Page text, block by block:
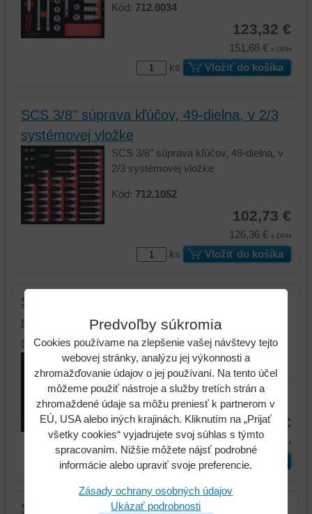
Kód: 712.0034
123,32 €
151,68 € s DPH
ks Vložiť do košíka
SCS 3/8" súprava kľúčov, 49-dielna, v 2/3
systémovej vložke
SCS 3/8" súprava kľúčov, 49-dielna, v
2/3 systémovej vložke
Kód: 712.1052
102,73 €
126,36 € s DPH
ks Vložiť do košíka
SCS CHROMEplus 3/8" súprava
nástrčkových kľúčov, 34-dielna, v 2/3
systémovej vložke
SCS CHROMEplus 3/8" súprava
nástrčkových kľúčov, 34-dielna, v 2/3...
Kód:782.0034
133,03 €
163,63 € s DPH
ks Vložiť do košíka
SCS CHROMEplus 3/8" súprava
Predvoľby súkromia
Cookies používame na zlepšenie vašej návštevy tejto
webovej stránky, analýzu jej výkonnosti a
zhromažďovanie údajov o jej používaní. Na tento účel
môžeme použiť nástroje a služby tretích strán a
zhromaždené údaje sa môžu preniesť k partnerom v
EÚ, USA alebo iných krajinách. Kliknutím na „Prijať
všetky cookies“ vyjadrujete svoj súhlas s týmto
spracovaním. Nižšie môžete nájsť podrobné
informácie alebo upraviť svoje preferencie.
Zásady ochrany osobných údajov
Ukázať podrobnosti